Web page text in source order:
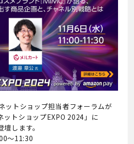
ットショップ担当者フォーラムが
ットショップEXPO 2024」に
します。
～11:30